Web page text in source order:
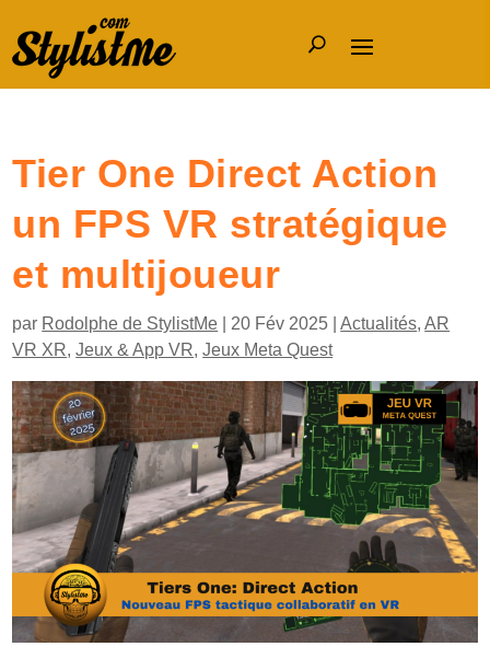
Tier One Direct Action
un FPS VR stratégique
et multijoueur
par Rodolphe de StylistMe 20 Fév 2025 |Actualités,AR
VR XR,Jeux & App VR,Jeux Meta Quest